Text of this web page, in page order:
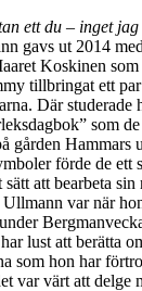
ett du – inget jag
gavs ut 2014
Koskinen
tillbringat ett
Där
som
gården Hammars
förde de ett
att bearbeta sin
var när
lust att berätta
som hon har
var värt att delge